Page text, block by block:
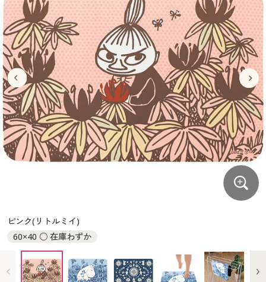
キッチン・雑貨・日用品
家具・収納
寝具・ベッド
カーテン・ラグ・ファブリック
美容・健康通販すべて
美容・健康・サプリメント
制服・スクール
制服・スクールすべて
制服・学生服
ジュニア・ティーンズ下着
大きいサイズ
大きいサイズ通販すべて
大きいサイズ レディース服
大きいサイズ レディース下着
大きいサイズ 事務・制服
バーゲン
バーゲンセール
シークレットセール
詳細検索
商品カテゴリ一覧
カタログ・チラシからのご注文
デジタルカタログ
寝具・ベッド
カーテン・ラグ・ファブリック
美容・健康・サプリメント
制服・スクールすべて
制服・学生服
ジュニア・ティーンズ下着
大きいサイズ
大きいサイズ通販すべて
大きいサイズ レディース服
大きいサイズ レディース下着
大きいサイズ メンズ
バーゲン
バーゲンセール
シークレットセール
詳細検索
商品カテゴリ一覧
カタログ
カタログ無料プレゼント
会員メニュー
ピンク(リトルミイ)
60×40 ○ 在庫わずか